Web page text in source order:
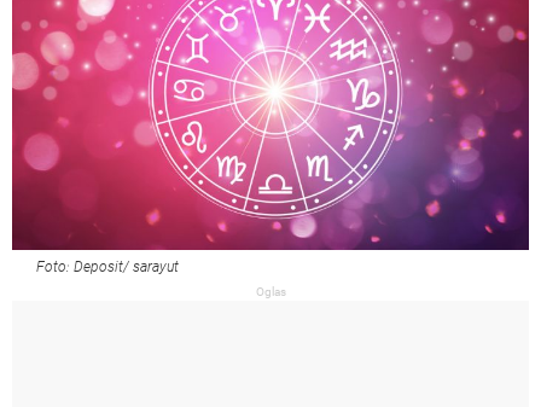
Foto: Deposit/ sarayut
Oglas